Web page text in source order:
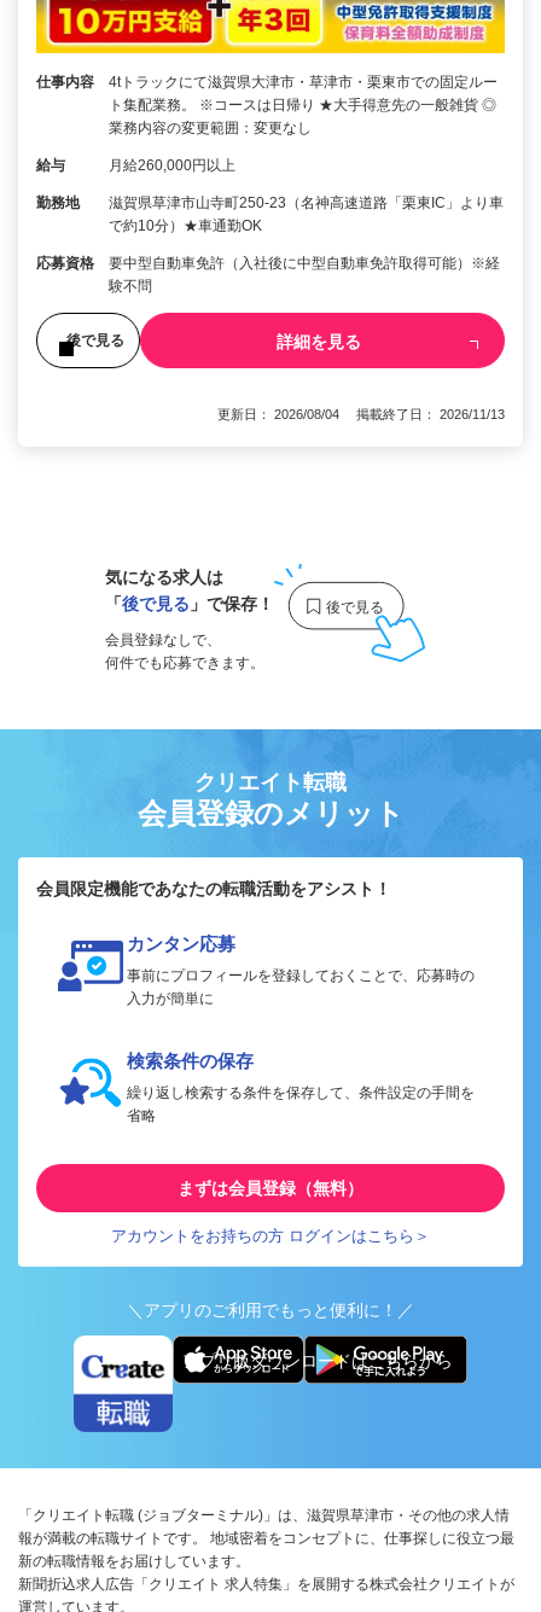
仕事内容
4tトラックにて滋賀県大津市・草津市・栗東市での固定ルー
ト集配業務。 ※コースは日帰り ★大手得意先の一般雑貨 ◎
業務内容の変更範囲：変更なし
給与 月給260,000円以上
勤務地
滋賀県草津市山寺町250-23（名神高速道路「栗東IC」より車
で約10分）★車通勤OK
応募資格
要中型自動車免許（入社後に中型自動車免許取得可能）※経
験不問
後で見る 詳細を見る
更新日： 2026/08/04 掲載終了日： 2026/11/13
気になる求人は
「後で見る 」で保存！
会員登録なしで、
何件でも応募できます。
クリエイト転職
会員登録のメリット
会員限定機能であなたの転職活動をアシスト！
カンタン応募
事前にプロフィールを登録しておくことで、応募時の
入力が簡単に
検索条件の保存
繰り返し検索する条件を保存して、条件設定の手間を
省略
まずは会員登録（無料）
アカウントをお持ちの方 ログインはこちら＞
＼アプリのご利用でもっと便利に！／
アプリ版ダウンロードはこちらから
「クリエイト転職 (ジョブターミナル)」は、滋賀県草津市・その他の求人情
報が満載の転職サイトです。 地域密着をコンセプトに、仕事探しに役立つ最
新の転職情報をお届けしています。
新聞折込求人広告「クリエイト 求人特集」を展開する株式会社クリエイトが
運営しています。